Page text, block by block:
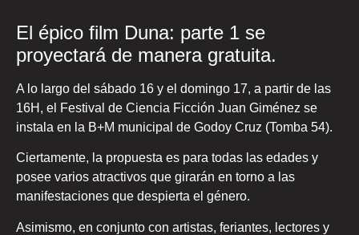
El épico film Duna: parte 1 se
proyectará de manera gratuita.
A lo largo del sábado 16 y el domingo 17, a partir de las
16H, el Festival de Ciencia Ficción Juan Giménez se
instala en la B+M municipal de Godoy Cruz (Tomba 54).
Ciertamente, la propuesta es para todas las edades y
posee varios atractivos que girarán en torno a las
manifestaciones que despierta el género.
Asimismo, en conjunto con artistas, feriantes, lectores y